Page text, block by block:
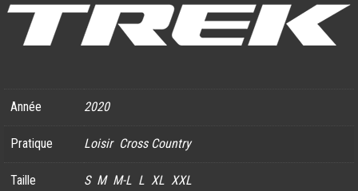
Année 2020
Pratique Loisir Cross Country
Taille S M M-L L XL XXL